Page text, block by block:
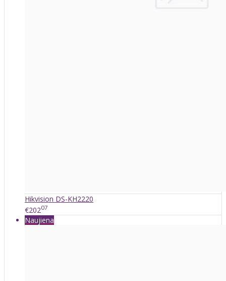
Hikvision DS-KH2220
€20207
Naujiena